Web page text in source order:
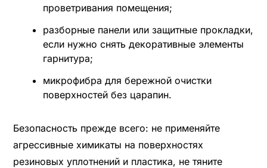
проветривания помещения;
разборные панели или защитные прокладки,
если нужно снять декоративные элементы
гарнитура;
микрофибра для бережной очистки
поверхностей без царапин.
Безопасность прежде всего: не применяйте
агрессивные химикаты на поверхностях
резиновых уплотнений и пластика, не тяните